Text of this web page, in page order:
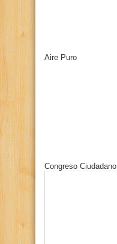
Aire Puro
Congreso Ciudadano